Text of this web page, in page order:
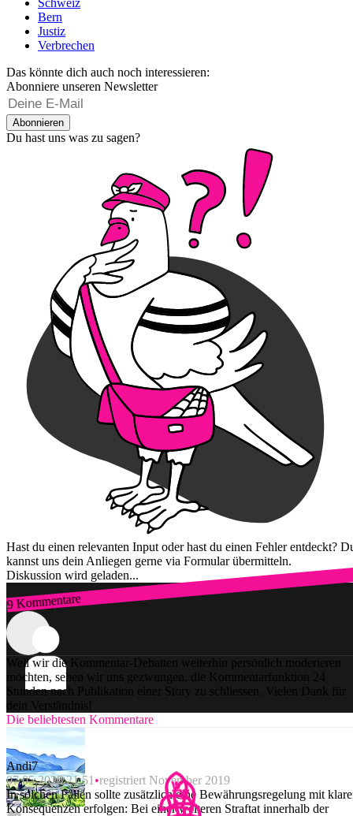
Bern
Justiz
Verbrechen
Das könnte dich auch noch interessieren:
Abonniere unseren Newsletter
Abonnieren
Du hast uns was zu sagen?
Hast du einen relevanten Input oder hast du einen Fehler entdeckt?
kannst uns dein Anliegen gerne via Formular übermitteln.
Diskussion wird geladen...
9 Kommentare
Zum Login
Weil wir die Kommentar-Debatten weiterhin persönlich moderieren
möchten, sehen wir uns gezwungen, die Kommentarfunktion 24
Stunden nach Publikation einer Story zu schliessen. Vielen Dank für
dein Verständnis!
Die beliebtesten Kommentare
Andi7
07.05.2025 21:51 registriert November 2019
In solchen Fällen sollte zusätzlich eine Bewährungsregelung mit
Konsequenzen erfolgen: Bei einer weiteren Straftat innerhalb der